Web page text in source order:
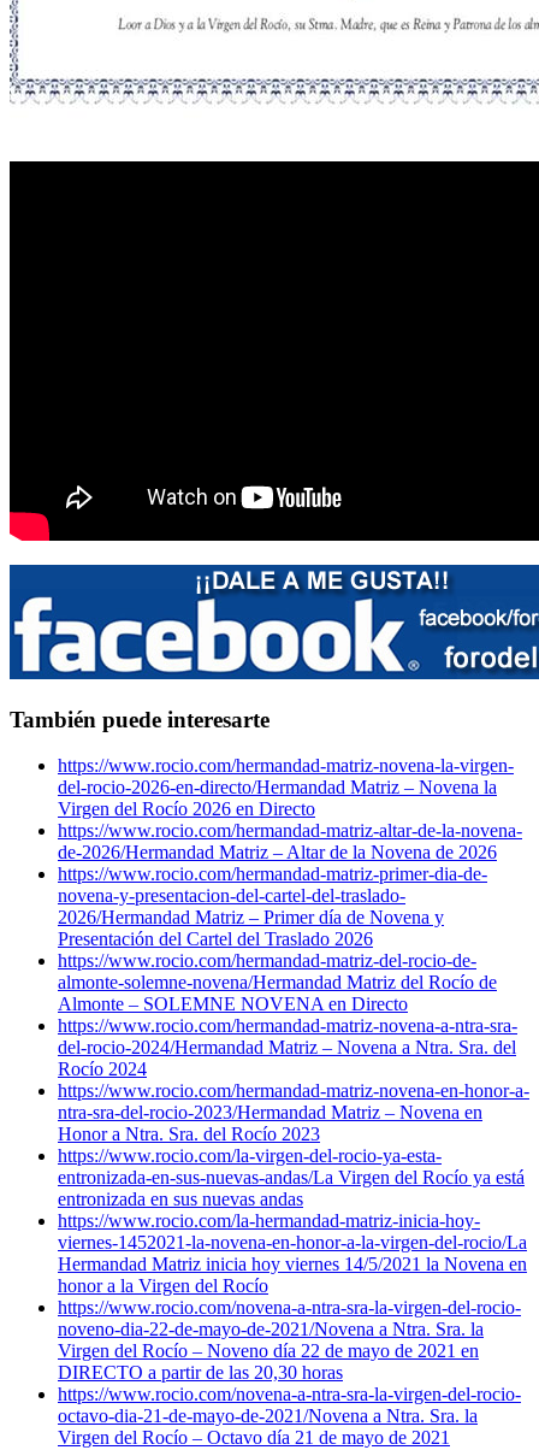
También puede interesarte
https://www.rocio.com/hermandad-matriz-novena-la-virgen-
del-rocio-2026-en-directo/Hermandad Matriz – Novena la
Virgen del Rocío 2026 en Directo
https://www.rocio.com/hermandad-matriz-altar-de-la-novena-
de-2026/Hermandad Matriz – Altar de la Novena de 2026
https://www.rocio.com/hermandad-matriz-primer-dia-de-
novena-y-presentacion-del-cartel-del-traslado-
2026/Hermandad Matriz – Primer día de Novena y
Presentación del Cartel del Traslado 2026
https://www.rocio.com/hermandad-matriz-del-rocio-de-
almonte-solemne-novena/Hermandad Matriz del Rocío de
Almonte – SOLEMNE NOVENA en Directo
https://www.rocio.com/hermandad-matriz-novena-a-ntra-sra-
del-rocio-2024/Hermandad Matriz – Novena a Ntra. Sra. del
Rocío 2024
https://www.rocio.com/hermandad-matriz-novena-en-honor-a-
ntra-sra-del-rocio-2023/Hermandad Matriz – Novena en
Honor a Ntra. Sra. del Rocío 2023
https://www.rocio.com/la-virgen-del-rocio-ya-esta-
entronizada-en-sus-nuevas-andas/La Virgen del Rocío ya está
entronizada en sus nuevas andas
https://www.rocio.com/la-hermandad-matriz-inicia-hoy-
viernes-1452021-la-novena-en-honor-a-la-virgen-del-rocio/La
Hermandad Matriz inicia hoy viernes 14/5/2021 la Novena en
honor a la Virgen del Rocío
https://www.rocio.com/novena-a-ntra-sra-la-virgen-del-rocio-
noveno-dia-22-de-mayo-de-2021/Novena a Ntra. Sra. la
Virgen del Rocío – Noveno día 22 de mayo de 2021 en
DIRECTO a partir de las 20,30 horas
https://www.rocio.com/novena-a-ntra-sra-la-virgen-del-rocio-
octavo-dia-21-de-mayo-de-2021/Novena a Ntra. Sra. la
Virgen del Rocío – Octavo día 21 de mayo de 2021